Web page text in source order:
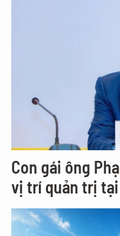
Con gái ông
vị trí quản trị